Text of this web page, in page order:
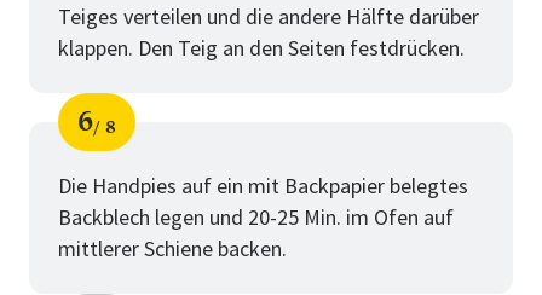
Teiges verteilen und die andere Hälfte darüber
klappen. Den Teig an den Seiten festdrücken.
Schritt
6
von
8
Die Handpies auf ein mit Backpapier belegtes
Backblech legen und 20-25 Min. im Ofen auf
mittlerer Schiene backen.